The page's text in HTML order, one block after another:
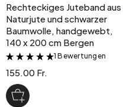
Rechteckiges Juteband aus
Naturjute und schwarzer
Baumwolle, handgewebt,
140 x 200 cm Bergen
&
1 Bewertungen
155.00 Fr.